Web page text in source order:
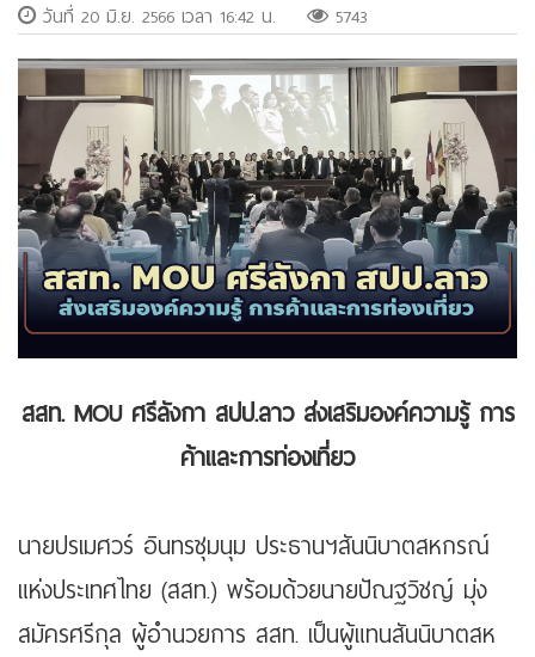
วันที่ 20 มิ.ย. 2566 เวลา 16:42 น.
5743
สสท. MOU ศรีลังกา สปป.ลาว ส่งเสริมองค์ความรู้ การ
ค้าและการท่องเที่ยว
นายปรเมศวร์ อินทรชุมนุม ประธานฯสันนิบาตสหกรณ์
แห่งประเทศไทย (สสท.) พร้อมด้วยนายปัณฐวิชญ์ มุ่ง
สมัครศรีกุล ผู้อำนวยการ สสท. เป็นผู้แทนสันนิบาตสห